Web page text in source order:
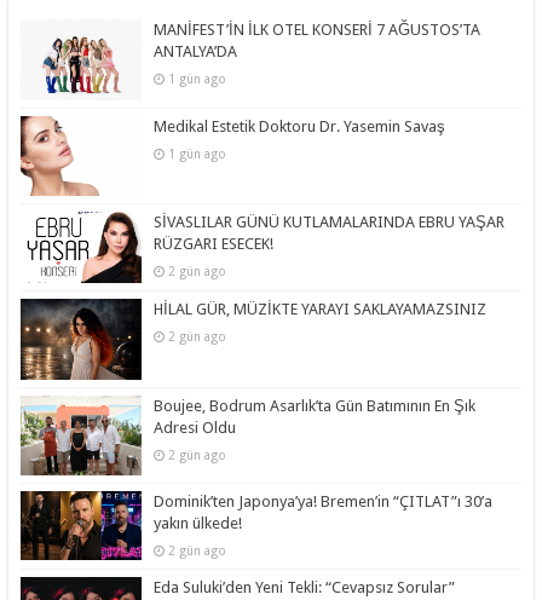
MANİFEST’İN İLK OTEL KONSERİ 7 AĞUSTOS’TA
ANTALYA’DA
1 gün ago
Medikal Estetik Doktoru Dr. Yasemin Savaş
1 gün ago
SİVASLILAR GÜNÜ KUTLAMALARINDA EBRU YAŞAR
RÜZGARI ESECEK!
2 gün ago
HİLAL GÜR, MÜZİKTE YARAYI SAKLAYAMAZSINIZ
2 gün ago
Boujee, Bodrum Asarlık’ta Gün Batımının En Şık
Adresi Oldu
2 gün ago
Dominik’ten Japonya’ya! Bremen’in “ÇITLAT”ı 30’a
yakın ülkede!
2 gün ago
Eda Suluki’den Yeni Tekli: “Cevapsız Sorular”